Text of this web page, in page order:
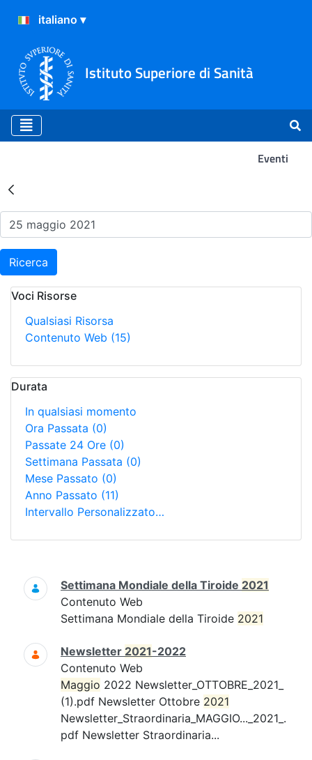
Istituto Superiore di Sanità
Eventi
Risultati della Ricerca -
Ricerca
Voci Risorse
Qualsiasi Risorsa
Contenuto Web (15)
Durata
In qualsiasi momento
Ora Passata (0)
Passate 24 Ore (0)
Settimana Passata (0)
Mese Passato (0)
Anno Passato (11)
Intervallo Personalizzato…
Ricerca
Settimana Mondiale della Tiroide 2021
Contenuto Web
Settimana Mondiale della Tiroide 2021
Newsletter 2021-2022
Contenuto Web
Maggio 2022 Newsletter_OTTOBRE_2021_
(1).pdf Newsletter Ottobre 2021
Newsletter_Straordinaria_MAGGIO..._2021_.
pdf Newsletter Straordinaria...